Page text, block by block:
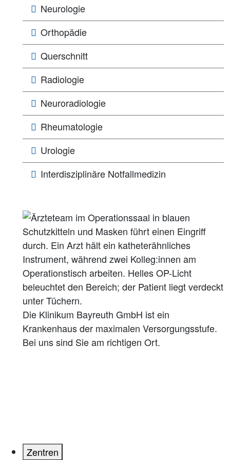
Neurologie
Orthopädie
Querschnitt
Radiologie
Neuroradiologie
Rheumatologie
Urologie
Interdisziplinäre Notfallmedizin
Die Klinikum Bayreuth GmbH ist ein
Krankenhaus der maximalen Versorgungsstufe.
Bei uns sind Sie am richtigen Ort.
Zentren